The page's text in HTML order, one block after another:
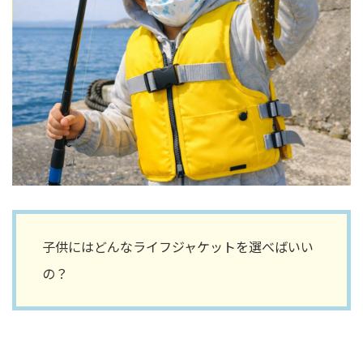
子供にはどんなライフジャケットを選べばいい
の？